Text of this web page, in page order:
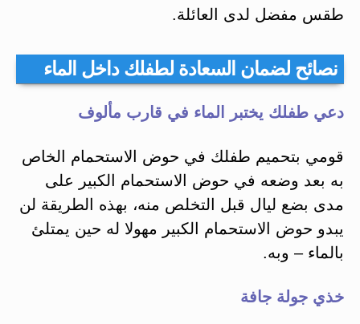
طقس مفضل لدى العائلة.
نصائح لضمان السعادة لطفلك داخل الماء
دعي طفلك يختبر الماء في قارب مألوف
قومي بتحميم طفلك في حوض الاستحمام الخاص
به بعد وضعه في حوض الاستحمام الكبير على
مدى بضع ليال قبل التخلص منه، بهذه الطريقة لن
يبدو حوض الاستحمام الكبير مهولا له حين يمتلئ
بالماء – وبه.
خذي جولة جافة